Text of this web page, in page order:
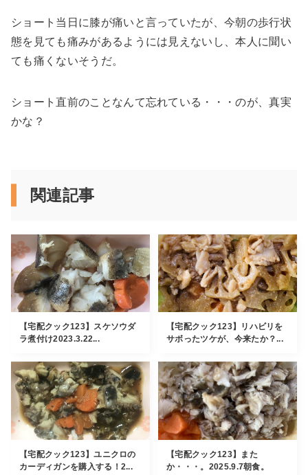
ショート当日に膝が痛いと言っていたが、今朝の歩行状
態を見ても痛みがあるようには見えないし、本人に聞い
ても痛くないそうだ。
ショート直前のことなんて忘れている・・・のが、真実
かな？
関連記事
【宅配クック123】スケソウダ
ラ煮付け2023.3.22...
【宅配クック123】リハビリを
サボったツケが、今来たか？...
【宅配クック123】ユニクロの
カーディガンを購入する！2...
【宅配クック123】また
か・・・。2025.9.7朝食。